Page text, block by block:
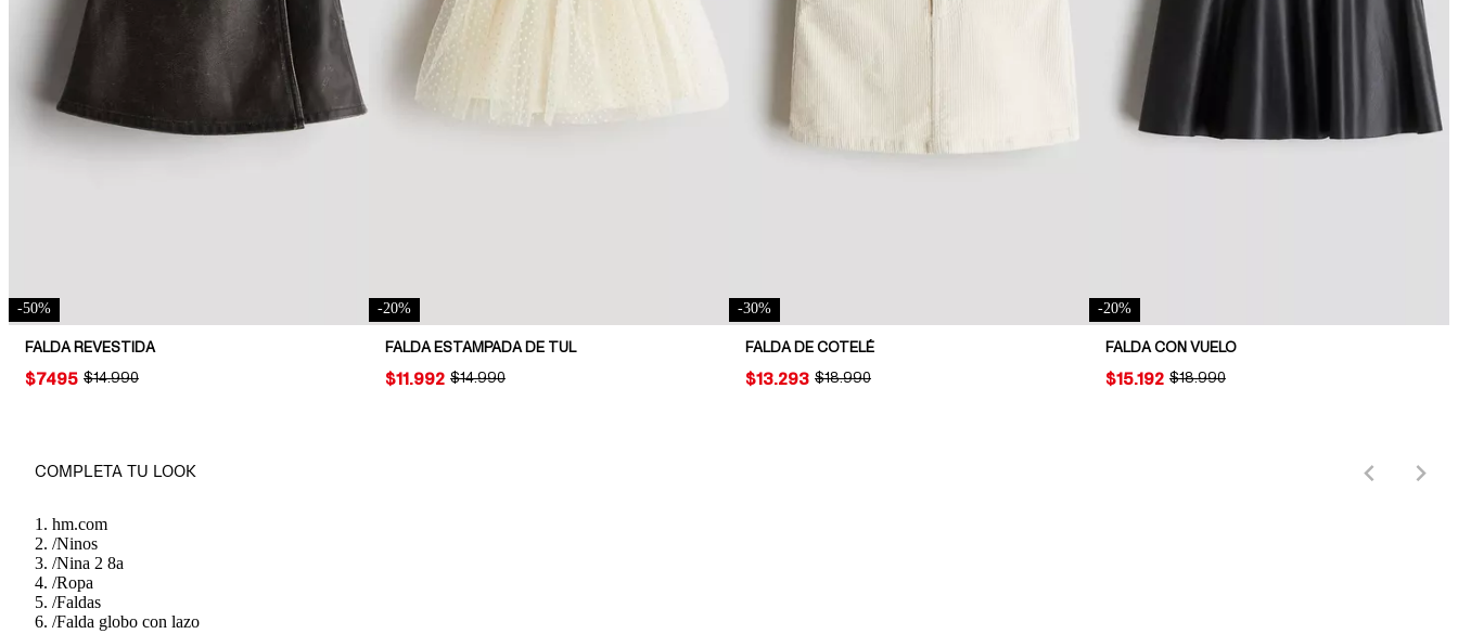
-50%
FALDA REVESTIDA
ORIGINAL PRICE:
$14.990
PRICE:
$7495
-20%
FALDA ESTAMPADA DE TUL
ORIGINAL PRICE:
$14.990
PRICE:
$11.992
-30%
FALDA DE COTELÉ
ORIGINAL PRICE:
$18.990
PRICE:
$13.293
-20%
FALDA CON VUELO
ORIGINAL PRICE:
$18.990
PRICE:
$15.192
COMPLETA TU LOOK
hm.com
/Ninos
/Nina 2 8a
/Ropa
/Faldas
/Falda globo con lazo